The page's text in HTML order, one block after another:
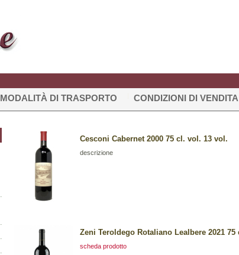
MODALITÀ DI TRASPORTO CONDIZIONI DI VENDITA
Cesconi Cabernet 2000 75 cl. vol. 13 vol.
descrizione
Zeni Teroldego Rotaliano Lealbere 2021 75
scheda prodotto